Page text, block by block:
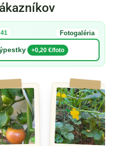
+0,20 €/foto
Fotogaléria